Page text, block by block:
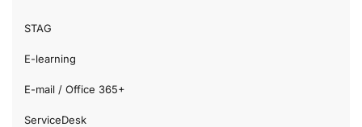
STAG
E-learning
E-mail / Office 365+
ServiceDesk